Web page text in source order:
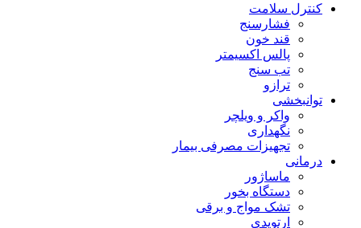
کنترل سلامت
فشارسنج
قند خون
پالس اکسیمتر
تب سنج
ترازو
توانبخشی
واکر و ویلچر
نگهداری
تجهیزات مصرفی بیمار
درمانی
ماساژور
دستگاه بخور
تشک مواج و برقی
ارتوپدی